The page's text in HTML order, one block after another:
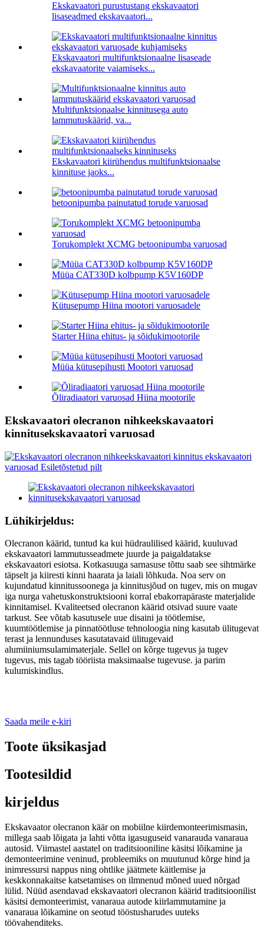
Ekskavaatori purustustang ekskavaatori
lisaseadmed ekskavaatori...
Ekskavaatori multifunktsionaalne lisaseade
ekskavaatorite vaiamiseks...
Multifunktsionaalse kinnitusega auto
lammutuskäärid, va...
Ekskavaatori kiirühendus multifunktsionaalse
kinnituse jaoks...
betoonipumba painutatud torude varuosad
Torukomplekt XCMG betoonipumba varuosad
Müüa CAT330D kolbpump K5V160DP
Kütusepump Hiina mootori varuosadele
Starter Hiina ehitus- ja sõidukimootorile
Müüa kütusepihusti Mootori varuosad
Õliradiaatori varuosad Hiina mootorile
Ekskavaatori olecranon nihkeekskavaatori
kinnitusekskavaatori varuosad
Lühikirjeldus:
Olecranon käärid, tuntud ka kui hüdraulilised käärid, kuuluvad
ekskavaatori lammutusseadmete juurde ja paigaldatakse
ekskavaatori esiotsa. Kotkasuuga sarnasuse tõttu saab see sihtmärke
täpselt ja kiiresti kinni haarata ja laiali lõhkuda. Noa serv on
kujundatud kinnitussoonega ja kinnitusjõud on tugev, mis on mugav
iga nurga vahetuskonstruktsiooni korral ebakorrapäraste materjalide
kinnitamisel. Kvaliteetsed olecranon käärid otsivad suure vaate
tarkust. See võtab kasutusele uue disaini ja töötlemise,
kuumtöötlemise ja pinnatöötluse tehnoloogia ning kasutab ülitugevat
terast ja lennunduses kasutatavaid ülitugevaid
alumiiniumsulamimaterjale. Sellel on kõrge tugevus ja tugev
tugevus, mis tagab tööriista maksimaalse tugevuse. ja parim
kulumiskindlus.
Saada meile e-kiri
Toote üksikasjad
Tootesildid
kirjeldus
Ekskavaator olecranon käär on mobiilne kiirdemonteerimismasin,
millega saab lõigata ja lahti võtta igasuguseid vanarauda vanaraua
autosid. Viimastel aastatel on traditsiooniline käsitsi lõikamine ja
demonteerimine veninud, probleemiks on muutunud kõrge hind ja
inimressursi nappus ning ohtlike jäätmete käitlemise ja
keskkonnakaitse katsetamises on ilmnenud mõned uued nõrgad
lülid. Nüüd asendavad ekskavaatori olecranon käärid traditsioonilist
käsitsi demonteerimist, vanaraua autode kiirlammutamine ja
vanaraua lõikamine on seotud tööstusharudes uuteks
töövahenditeks.